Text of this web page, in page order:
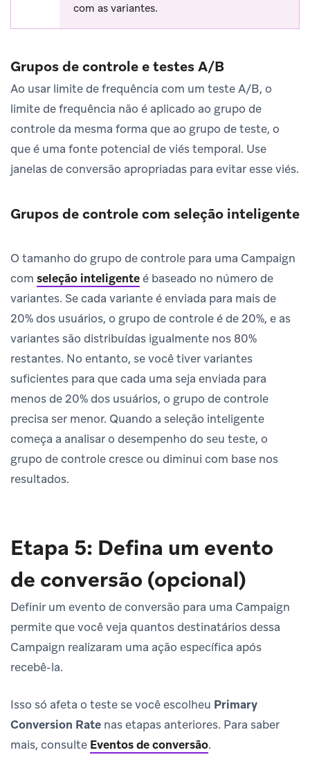
com as variantes.
Grupos de controle e testes A/B
Ao usar limite de frequência com um teste A/B, o
limite de frequência não é aplicado ao grupo de
controle da mesma forma que ao grupo de teste, o
que é uma fonte potencial de viés temporal. Use
janelas de conversão apropriadas para evitar esse viés.
Grupos de controle com seleção inteligente
O tamanho do grupo de controle para uma Campaign
com seleção inteligenteé baseado no número de
variantes. Se cada variante é enviada para mais de
20% dos usuários, o grupo de controle é de 20%, e as
variantes são distribuídas igualmente nos 80%
restantes. No entanto, se você tiver variantes
suficientes para que cada uma seja enviada para
menos de 20% dos usuários, o grupo de controle
precisa ser menor. Quando a seleção inteligente
começa a analisar o desempenho do seu teste, o
grupo de controle cresce ou diminui com base nos
resultados.
Etapa 5: Defina um evento
de conversão (opcional)
Definir um evento de conversão para uma Campaign
permite que você veja quantos destinatários dessa
Campaign realizaram uma ação específica após
recebê-la.
Isso só afeta o teste se você escolheu Primary
Conversion Rate nas etapas anteriores. Para saber
mais, consulte Eventos de conversão.